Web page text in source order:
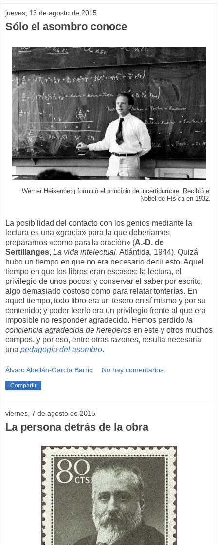
jueves, 13 de agosto de 2015
Sólo el asombro conoce
Werner Heisenberg formuló el principio de incertidumbre. Recibió el
Nobel de Física en 1932.
La posibilidad del contacto con los genios mediante la
lectura es una «gracia» para la que deberíamos
prepararnos «como para la oración» (A.-D. de
Sertillanges, La vida intelectual, Atlántida, 1944). Quizá
hubo un tiempo en que no era necesario decir esto. Aquel
tiempo en que los libros eran escasos; la lectura, el
privilegio de unos pocos; y conservar el saber por escrito,
algo demasiado costoso como para relatar tonterías. En
aquel tiempo, todo libro era un tesoro en sí mismo y por su
contenido; y poder leerlo era un privilegio frente al que era
imposible no responder agradecido. Hemos perdido la
conciencia agradecida de herederos en este y otros muchos
campos, y por eso, entre otras razones, resulta necesaria
una pedagogía del asombro.
Álvaro Abellán-García Barrio No hay comentarios:
Compartir
viernes, 7 de agosto de 2015
La persona detrás de la obra